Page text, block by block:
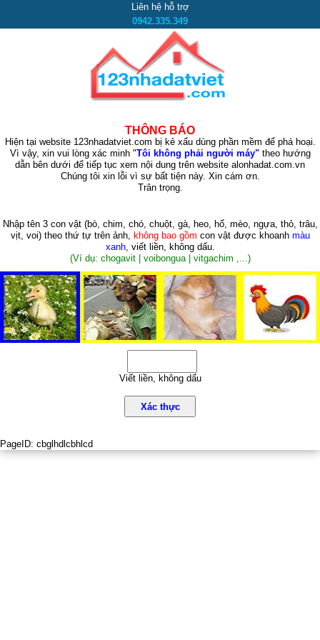
Liên hệ hỗ trợ
0942.335.349
THÔNG BÁO
Hiện tại website 123nhadatviet.com bị kẻ xấu dùng phần mềm để phá hoại.
Vì vậy, xin vui lòng xác minh "Tôi không phải người máy"theo hướng
dẫn bên dưới để tiếp tục xem nội dung trên website alonhadat.com.vn
Chúng tôi xin lỗi vì sự bất tiện này. Xin cám ơn.
Trân trọng.
Nhập tên 3 con vật (bò, chim, chó, chuột, gà, heo, hổ, mèo, ngựa, thỏ, trâu,
vịt, voi)theo thứ tự trên ảnh, không bao gồm con vật được khoanh màu
xanh, viết liền, không dấu.
(Ví dụ: chogavit | voibongua | vitgachim ,...)
Viết liền, không dấu
Xác thực
PageID: cbglhdlcbhlcd